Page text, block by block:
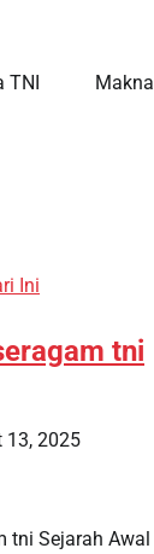
TNI
Ini
tni
13, 2025
tni Sejarah